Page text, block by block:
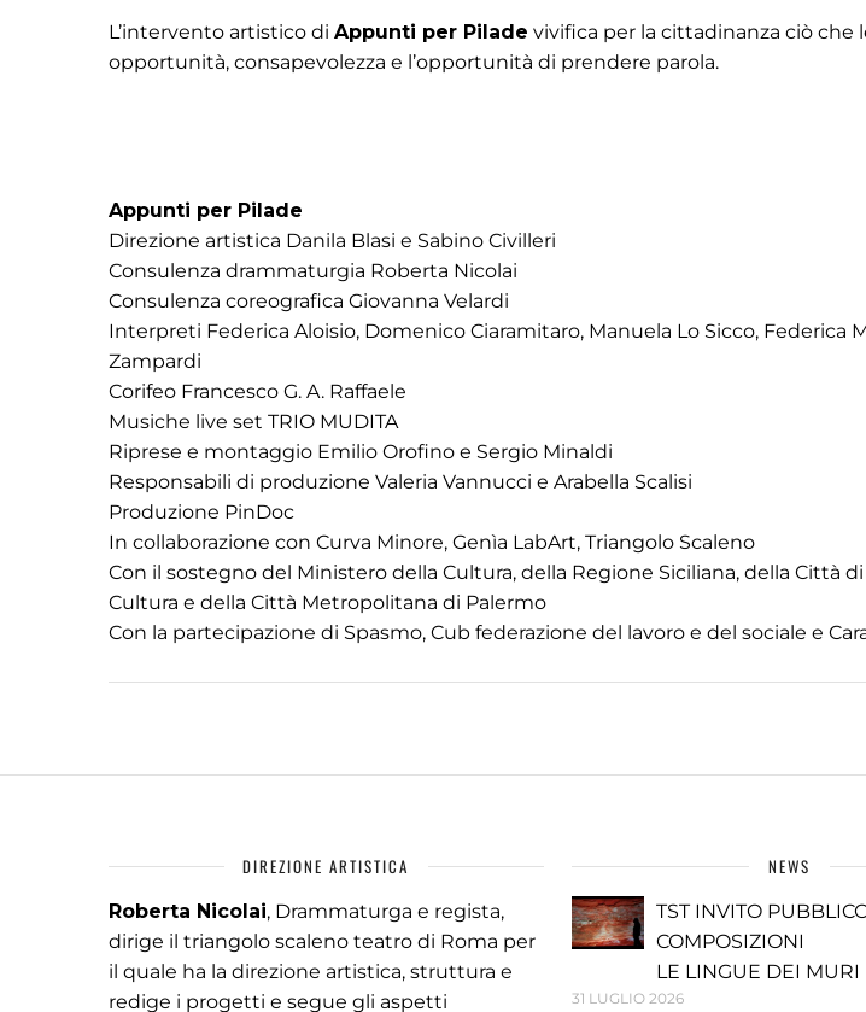
L’intervento artistico di Appunti per Pilade vivifica per la cittadinanza ciò che
opportunità, consapevolezza e l’opportunità di prendere parola.
Appunti per Pilade
Direzione artistica Danila Blasi e Sabino Civilleri
Consulenza drammaturgia Roberta Nicolai
Consulenza coreografica Giovanna Velardi
Interpreti Federica Aloisio, Domenico Ciaramitaro, Manuela Lo Sicco, Federica
Zampardi
Corifeo Francesco G. A. Raffaele
Musiche live set TRIO MUDITA
Riprese e montaggio Emilio Orofino e Sergio Minaldi
Responsabili di produzione Valeria Vannucci e Arabella Scalisi
Produzione PinDoc
In collaborazione con Curva Minore, Genìa LabArt, Triangolo Scaleno
Con il sostegno del Ministero della Cultura, della Regione Siciliana, della Città
Cultura e della Città Metropolitana di Palermo
Con la partecipazione di Spasmo, Cub federazione del lavoro e del sociale e
DIREZIONE ARTISTICA
Roberta Nicolai, Drammaturga e regista,
dirige il triangolo scaleno teatro di Roma per
il quale ha la direzione artistica, struttura e
redige i progetti e segue gli aspetti
NEWS
TST INVITO
COMPOSIZIONI
LE LINGUE DEI MURI
31 LUGLIO 2026